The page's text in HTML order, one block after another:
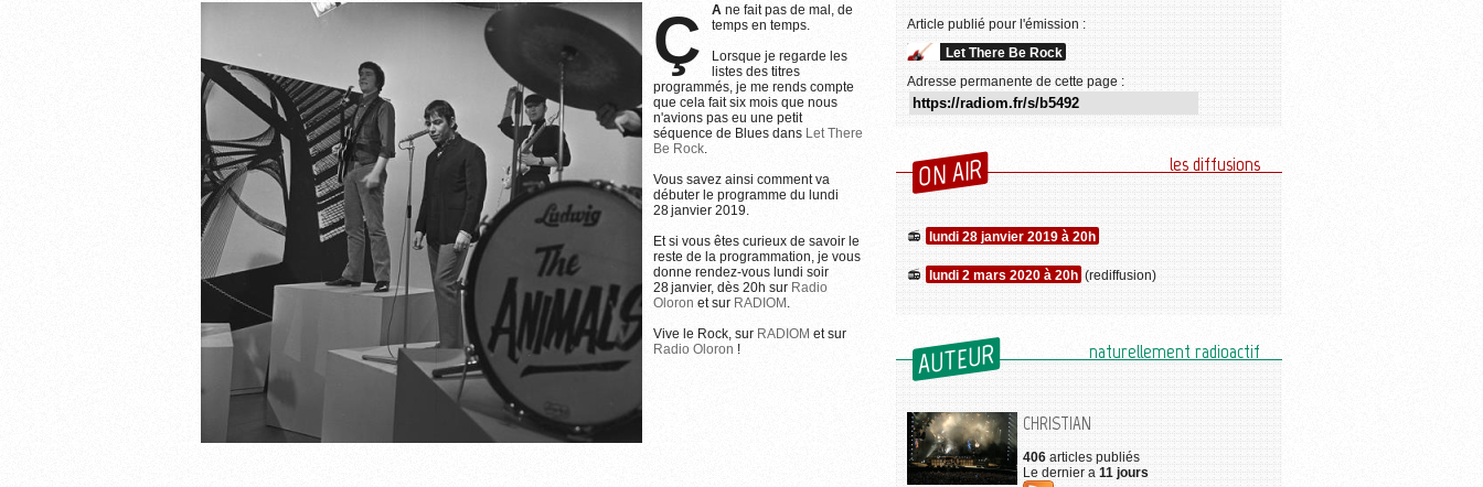
ÇA ne fait pas de mal, de
temps en temps.
Lorsque je regarde les
listes des titres
programmés, je me rends compte
que cela fait six mois que nous
n'avions pas eu une petit
séquence de Blues dans Let There
Be Rock.
Vous savez ainsi comment va
débuter le programme du lundi
28 janvier 2019.
Et si vous êtes curieux de savoir le
reste de la programmation, je vous
donne rendez-vous lundi soir
28 janvier, dès 20h sur Radio
Oloron et sur RADIOM .
Vive le Rock, sur RADIOM et sur
Radio Oloron !
Article publié pour l'émission :
Let There Be Rock
Adresse permanente de cette page :
ON AIR les diffusions
lundi 28 janvier 2019 à 20h
lundi 2 mars 2020 à 20h (rediffusion)
AUTEUR naturellement radioactif
CHRISTIAN
406 articles publiés
Le dernier a 11 jours